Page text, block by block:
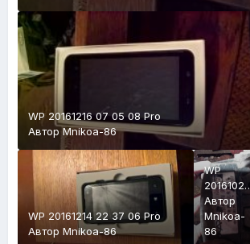
WP 20161216 07 05 08 Pro
Автор Mnikoa-86
WP 20161214 22 37 06 Pro
Автор Mnikoa-86
WP
20161024
009
Автор
Mnikoa-
86